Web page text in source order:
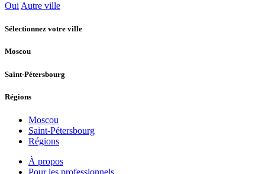
Oui Autre ville
Sélectionnez votre ville
Moscou
Saint-Pétersbourg
Régions
Moscou
Saint-Pétersbourg
Régions
À propos
Pour les professionnels